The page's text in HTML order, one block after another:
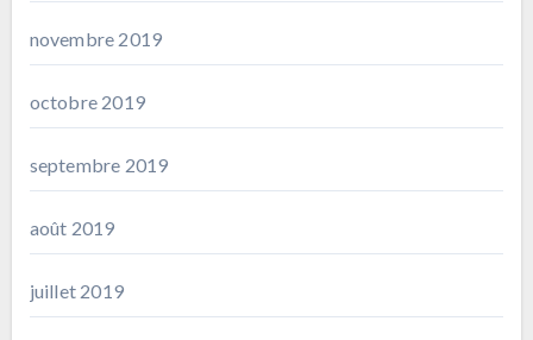
novembre 2019
octobre 2019
septembre 2019
août 2019
juillet 2019